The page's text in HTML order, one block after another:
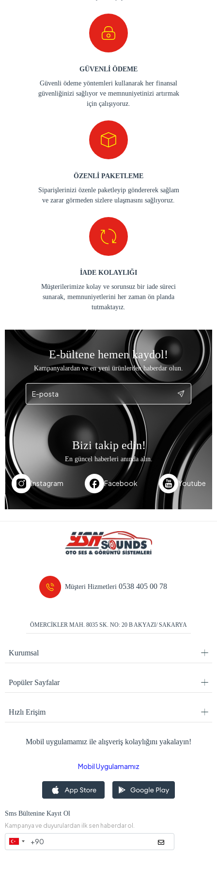
GÜVENLİ ÖDEME
Güvenli ödeme yöntemleri kullanarak her finansal
güvenliğinizi sağlıyor ve memnuniyetinizi artırmak
için çalışıyoruz.
ÖZENLİ PAKETLEME
Siparişlerinizi özenle paketleyip göndererek sağlam
ve zarar görmeden sizlere ulaşmasını sağlıyoruz.
İADE KOLAYLIĞI
Müşterilerimize kolay ve sorunsuz bir iade süreci
sunarak, memnuniyetlerini her zaman ön planda
tutmaktayız.
E-bültene hemen kaydol!
Kampanyalardan ve en yeni ürünlerden haberdar olun.
Bizi takip edin!
En güncel haberleri anında alın.
Instagram Facebook Youtube
Müşteri Hizmetleri0538 405 00 78
ÖMERCİKLER MAH. 8035 SK. NO: 20 B AKYAZI/ SAKARYA
Kurumsal
Popüler Sayfalar
Hızlı Erişim
Mobil uygulamamız ile alışveriş kolaylığını yakalayın!
Mobil Uygulamamız
Sms Bültenine Kayıt Ol
Kampanya ve duyurulardan ilk sen haberdar ol.